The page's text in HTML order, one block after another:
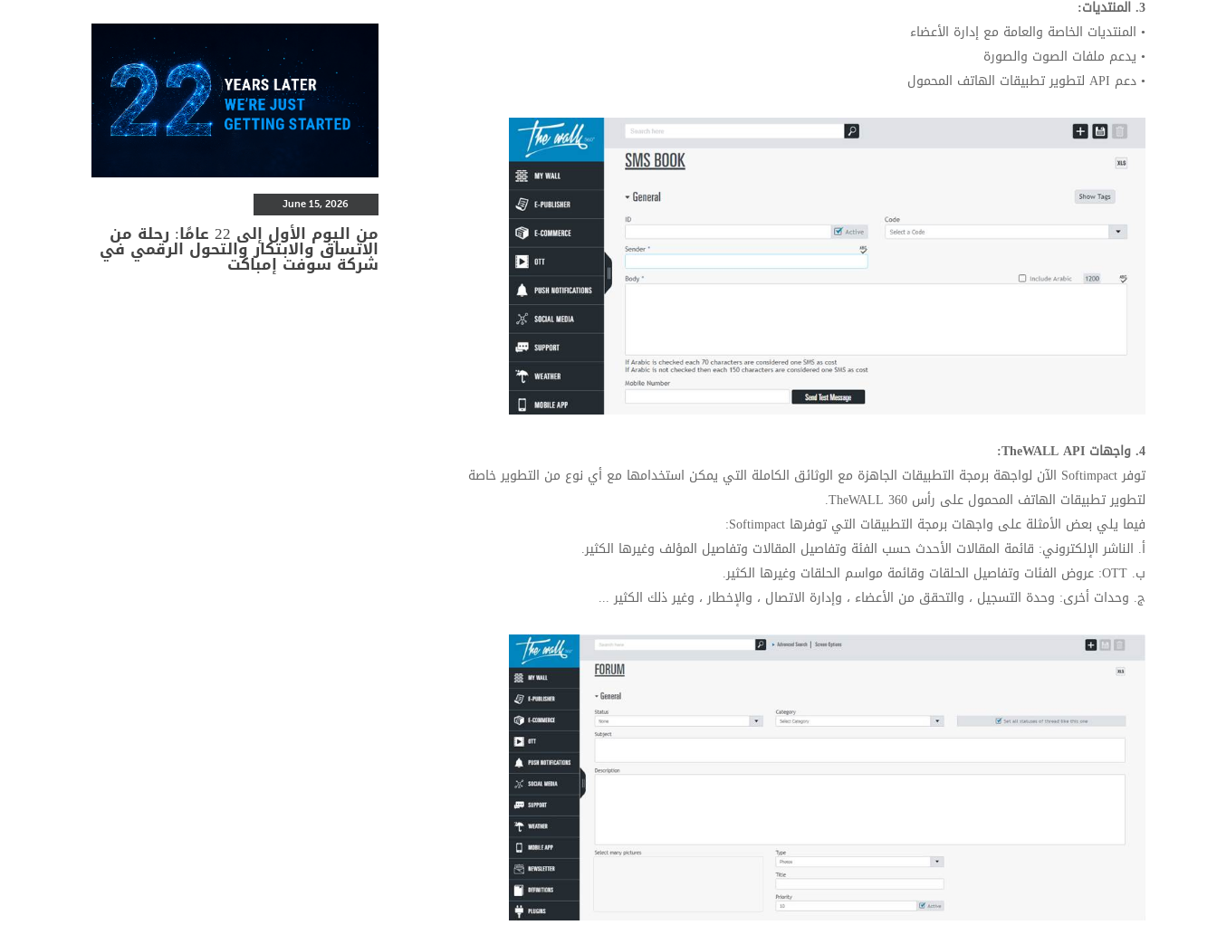
3. المنتديات:
• المنتديات الخاصة والعامة مع إدارة الأعضاء
• يدعم ملفات الصوت والصورة
• دعم API لتطوير تطبيقات الهاتف المحمول
4. واجهات TheWALL API
:
توفرSoftimpact الآن لواجهة برمجة التطبيقات الجاهزة مع الوثائق الكاملة التي يمكن استخدامها مع أي نوع من التطوير خاصة
لتطوير تطبيقات الهاتف المحمول على رأسTheWALL 360
.
فيما يلي بعض الأمثلة على واجهات برمجة التطبيقات التي توفرهاSoftimpact
:
أ. الناشر الإلكتروني: قائمة المقالات الأحدث حسب الفئة وتفاصيل المقالات وتفاصيل المؤلف وغيرها الكثير.
ب.OTT: عروض الفئات وتفاصيل الحلقات وقائمة مواسم الحلقات وغيرها الكثير.
ج. وحدات أخرى: وحدة التسجيل ، والتحقق من الأعضاء ، وإدارة الاتصال ، والإخطار ، وغير ذلك الكثير ...
June 15, 2026
من اليوم الأول إلى 22 عامًا: رحلة من
الاتساق والابتكار والتحول الرقمي في
شركة سوفت إمباكت